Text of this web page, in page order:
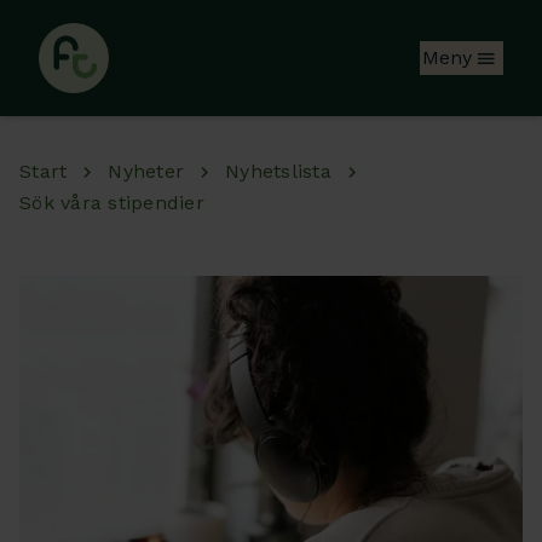
Meny
Start Nyheter
Nyhetslista
Sök våra stipendier